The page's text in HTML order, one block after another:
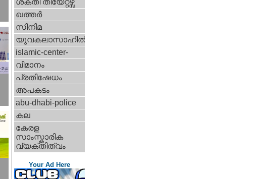
ശക്തി തിയേറ്റഴ്സ്
ഖത്തര്‍
സിനിമ
യുവകലാസാഹിതി
islamic-center-
വിമാനം
പ്രതിഷേധം
അപകടം
abu-dhabi-police
കല
കേരള
സാംസ്കാരിക
വ്യക്തിത്വം
Your Ad Here